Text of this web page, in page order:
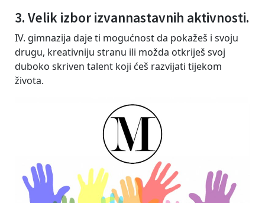
3. Velik izbor izvannastavnih aktivnosti.
IV. gimnazija daje ti mogućnost da pokažeš i svoju
drugu, kreativniju stranu ili možda otkriješ svoj
duboko skriven talent koji ćeš razvijati tijekom
života.